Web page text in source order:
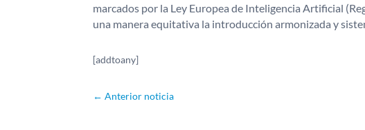
marcados por la Ley Europea de Inteligencia Artificial
una manera equitativa la introducción armonizada y
[addtoany]
←Anterior noticia